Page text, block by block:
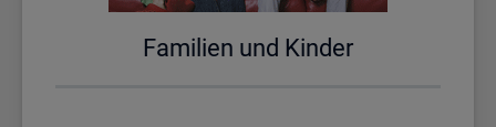
Fa­mi­li­en und Kin­der